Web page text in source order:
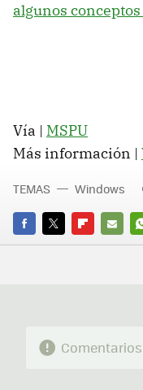
algunos
Vía | MSPU
Más información |
FACEBOOK
TWITTERFLIPBOARD
E-
TEMAS Windows